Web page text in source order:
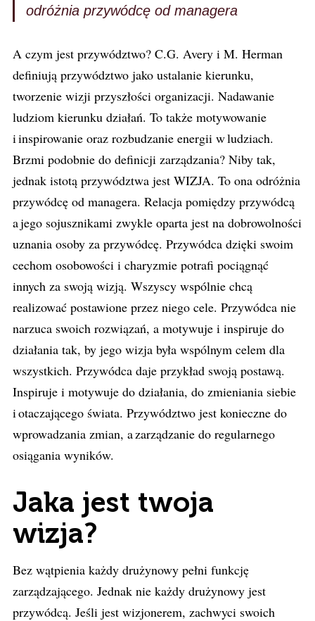
odróżnia przywódcę od managera
A czym jest przywództwo? C.G. Avery i M. Herman
definiują przywództwo jako ustalanie kierunku,
tworzenie wizji przyszłości organizacji. Nadawanie
ludziom kierunku działań. To także motywowanie
i inspirowanie oraz rozbudzanie energii w ludziach.
Brzmi podobnie do definicji zarządzania? Niby tak,
jednak istotą przywództwa jest WIZJA. To ona odróżnia
przywódcę od managera. Relacja pomiędzy przywódcą
a jego sojusznikami zwykle oparta jest na dobrowolności
uznania osoby za przywódcę. Przywódca dzięki swoim
cechom osobowości i charyzmie potrafi pociągnąć
innych za swoją wizją. Wszyscy wspólnie chcą
realizować postawione przez niego cele. Przywódca nie
narzuca swoich rozwiązań, a motywuje i inspiruje do
działania tak, by jego wizja była wspólnym celem dla
wszystkich. Przywódca daje przykład swoją postawą.
Inspiruje i motywuje do działania, do zmieniania siebie
i otaczającego świata. Przywództwo jest konieczne do
wprowadzania zmian, a zarządzanie do regularnego
osiągania wyników.
Jaka jest twoja
wizja?
Bez wątpienia każdy drużynowy pełni funkcję
zarządzającego. Jednak nie każdy drużynowy jest
przywódcą. Jeśli jest wizjonerem, zachwyci swoich